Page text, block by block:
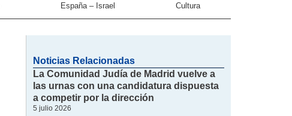
España – Israel Cultura
Noticias Relacionadas
La Comunidad Judía de Madrid vuelve a
las urnas con una candidatura dispuesta
a competir por la dirección
5 julio 2026